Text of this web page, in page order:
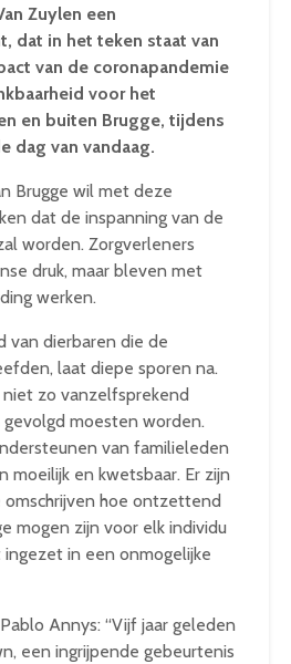
Zuylen een
dat in het teken staat van
van de coronapandemie
voor het
en buiten Brugge, tijdens
dag van vandaag.
Brugge wil met deze
dat de inspanning van de
worden. Zorgverleners
druk, maar bleven met
werken.
van dierbaren die de
laat diepe sporen na.
zo vanzelfsprekend
moesten worden.
van familieleden
en kwetsbaar. Er zijn
hoe ontzettend
mogen zijn voor elk individu
in een onmogelijke
Annys: “Vijf jaar geleden
een ingrijpende gebeurtenis